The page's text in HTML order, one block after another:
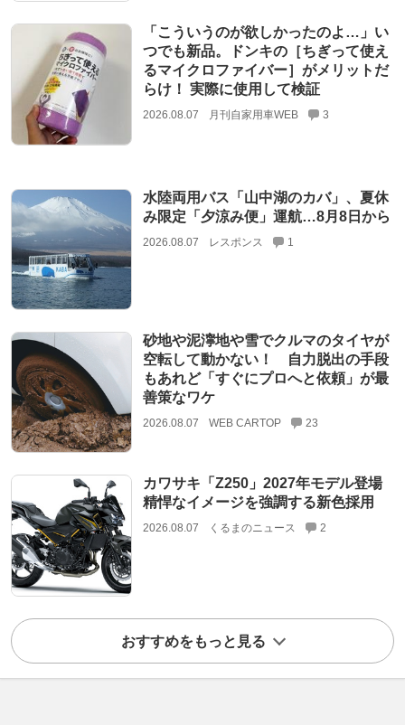
「こういうのが欲しかったのよ…」い
つでも新品。ドンキの［ちぎって使え
るマイクロファイバー］がメリットだ
らけ！ 実際に使用して検証
2026.08.07 月刊自家用車WEB 3
水陸両用バス「山中湖のカバ」、夏休
み限定「夕涼み便」運航…8月8日から
2026.08.07 レスポンス 1
砂地や泥濘地や雪でクルマのタイヤが
空転して動かない！ 自力脱出の手段
もあれど「すぐにプロへと依頼」が最
善策なワケ
2026.08.07 WEB CARTOP 23
カワサキ「Z250」2027年モデル登場
精悍なイメージを強調する新色採用
2026.08.07 くるまのニュース 2
おすすめをもっと見る